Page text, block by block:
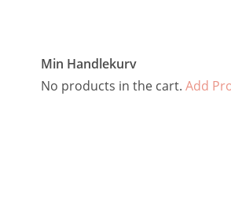
Min Handlekurv
No products in the cart.Add